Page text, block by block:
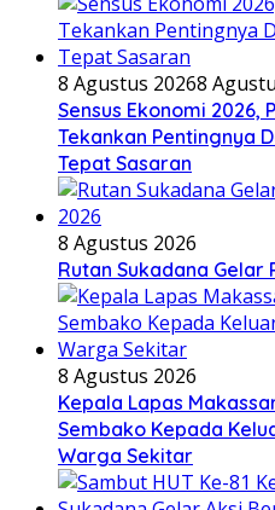
8 Agustus 20268
Sensus Ekonomi 2026,
Tekankan Pentingnya
Tepat Sasaran
8 Agustus 2026
Rutan Sukadana Gelar
8 Agustus 2026
Kepala Lapas
Sembako Kepada
Warga Sekitar